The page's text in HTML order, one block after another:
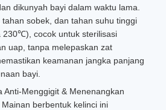
dikunyah bayi dalam waktu lama.
tahan sobek, dan tahan suhu tinggi
cocok untuk sterilisasi
uap, tanpa melepaskan zat
keamanan jangka panjang
bayi.
Anti-Menggigit & Menenangkan
berbentuk kelinci ini